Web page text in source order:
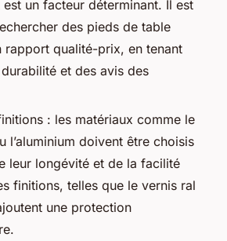
un facteur déterminant. Il est
des pieds de table
rapport qualité-prix, en tenant
et des avis des
: les matériaux comme le
l’aluminium doivent être choisis
leur longévité et de la facilité
finitions, telles que le vernis ral
une protection